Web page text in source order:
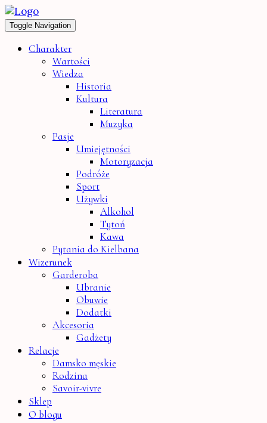
Toggle Navigation
Charakter
Wartości
Wiedza
Historia
Kultura
Literatura
Muzyka
Pasje
Umiejętności
Motoryzacja
Podróże
Sport
Używki
Alkohol
Tytoń
Kawa
Pytania do Kielbana
Wizerunek
Garderoba
Ubranie
Obuwie
Dodatki
Akcesoria
Gadżety
Relacje
Damsko męskie
Rodzina
Savoir-vivre
Sklep
O blogu